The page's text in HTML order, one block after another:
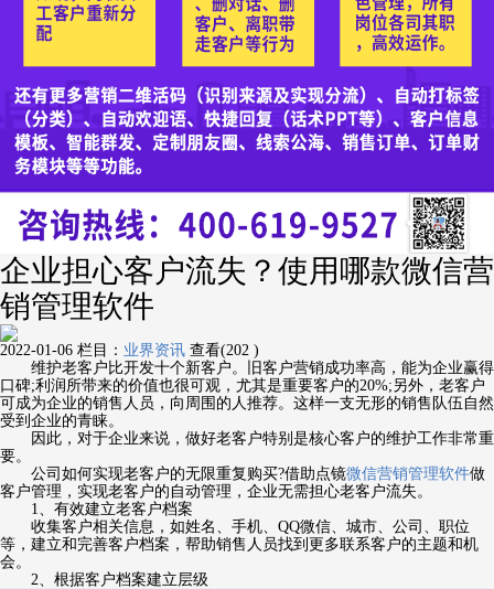
企业担心客户流失？使用哪款微信营
销管理软件
2022-01-06 栏目： 业界资讯 查看(202 )
维护老客户比开发十个新客户。旧客户营销成功率高，能为企业赢得
口碑;利润所带来的价值也很可观，尤其是重要客户的20%;另外，老客户
可成为企业的销售人员，向周围的人推荐。这样一支无形的销售队伍自然
受到企业的青睐。
因此，对于企业来说，做好老客户特别是核心客户的维护工作非常重
要。
公司如何实现老客户的无限重复购买?借助点镜微信营销管理软件做
客户管理，实现老客户的自动管理，企业无需担心老客户流失。
1、有效建立老客户档案
收集客户相关信息，如姓名、手机、QQ微信、城市、公司、职位
等，建立和完善客户档案，帮助销售人员找到更多联系客户的主题和机
会。
2、根据客户档案建立层级